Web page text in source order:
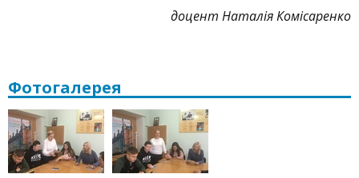
доцент Наталія Комісаренко
Фотогалерея